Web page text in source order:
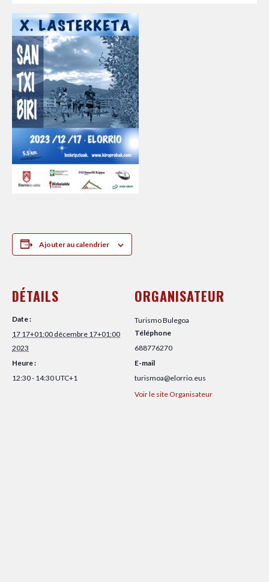
Ajouter au calendrier
DÉTAILS
Date :
17 17+01:00 décembre 17+01:00
2023
Heure :
12:30 - 14:30UTC+1
ORGANISATEUR
Turismo Bulegoa
Téléphone
688776270
E-mail
turismoa@elorrio.eus
Voir le site Organisateur